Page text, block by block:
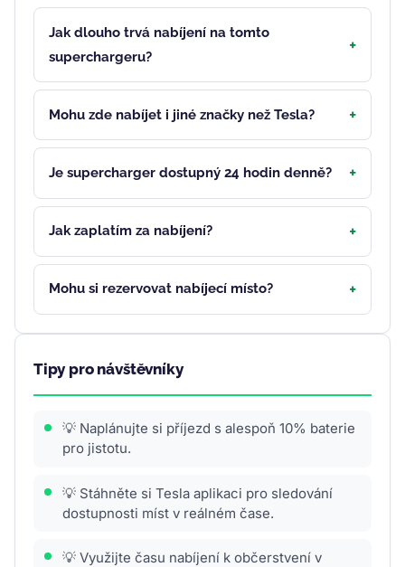
Jak dlouho trvá nabíjení na tomto
superchargeru?
Mohu zde nabíjet i jiné značky než Tesla?
Je supercharger dostupný 24 hodin denně?
Jak zaplatím za nabíjení?
Mohu si rezervovat nabíjecí místo?
Tipy pro návštěvníky
💡 Naplánujte si příjezd s alespoň 10% baterie
pro jistotu.
💡 Stáhněte si Tesla aplikaci pro sledování
dostupnosti míst v reálném čase.
💡 Využijte času nabíjení k občerstvení v